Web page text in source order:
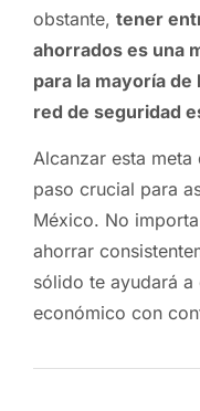
obstante, tener
ahorrados es una
para la mayoría
red de seguridad
Alcanzar esta
paso crucial para
México. No
ahorrar
sólido te ayudará
económico con